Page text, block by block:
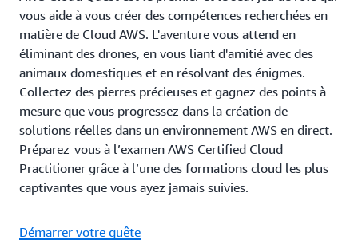
vous aide à vous créer des compétences recherchées en
matière de Cloud AWS. L'aventure vous attend en
éliminant des drones, en vous liant d'amitié avec des
animaux domestiques et en résolvant des énigmes.
Collectez des pierres précieuses et gagnez des points à
mesure que vous progressez dans la création de
solutions réelles dans un environnement AWS en direct.
Préparez-vous à l’examen AWS Certified Cloud
Practitioner grâce à l’une des formations cloud les plus
captivantes que vous ayez jamais suivies.
Démarrer votre quête